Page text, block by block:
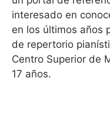
interesado en
en los últimos años
de repertorio
Centro Superior de
17 años.